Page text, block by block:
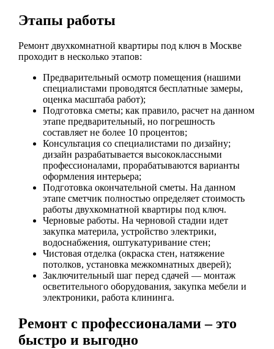
Этапы работы
Ремонт двухкомнатной квартиры под ключ в Москве
проходит в несколько этапов:
Предварительный осмотр помещения (нашими
специалистами проводятся бесплатные замеры,
оценка масштаба работ);
Подготовка сметы; как правило, расчет на данном
этапе предварительный, но погрешность
составляет не более 10 процентов;
Консультация со специалистами по дизайну;
дизайн разрабатывается высококлассными
профессионалами, прорабатываются варианты
оформления интерьера;
Подготовка окончательной сметы. На данном
этапе сметчик полностью определяет стоимость
работы двухкомнатной квартиры под ключ.
Черновые работы. На черновой стадии идет
закупка материла, устройство электрики,
водоснабжения, оштукатуривание стен;
Чистовая отделка (окраска стен, натяжение
потолков, установка межкомнатных дверей);
Заключительный шаг перед сдачей — монтаж
осветительного оборудования, закупка мебели и
электроники, работа клининга.
Ремонт с профессионалами – это
быстро и выгодно